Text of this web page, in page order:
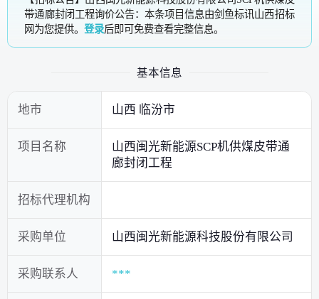
带通廊封闭工程询价公告：本条项目信息由剑鱼标讯山西招标
网为您提供。登录后即可免费查看完整信息。
基本信息
地市 山西 临汾市
项目名称
山西闽光新能源SCP机供煤皮带通
廊封闭工程
招标代理机构
采购单位 山西闽光新能源科技股份有限公司
采购联系人 ***